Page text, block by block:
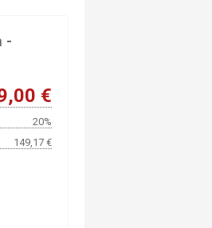
-
€
20%
149,17 €